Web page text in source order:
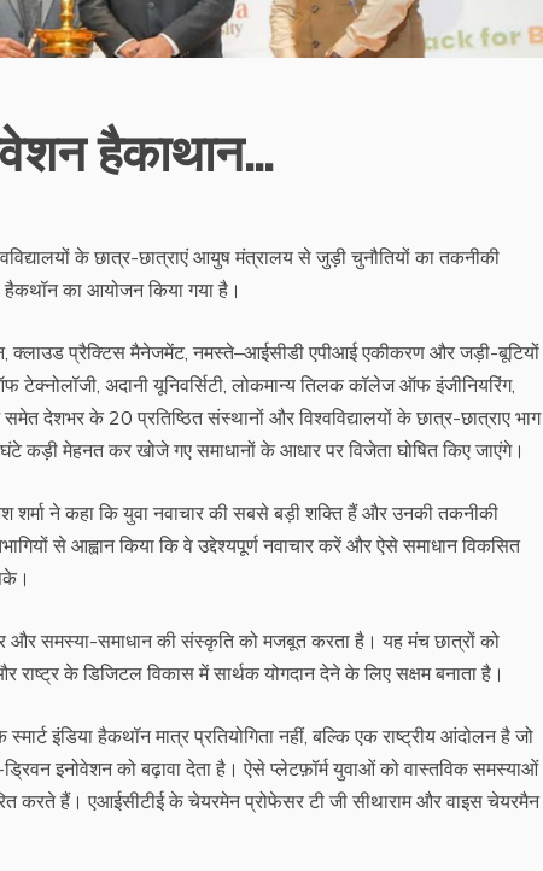
हैकाथान…
के छात्र-छात्राएं आयुष मंत्रालय से जुड़ी चुनौतियों का तकनीकी
का आयोजन किया गया है।
क्लाउड प्रैक्टिस मैनेजमेंट, नमस्ते–आईसीडी एपीआई एकीकरण और जड़ी-बूटियों
अदानी यूनिवर्सिटी, लोकमान्य तिलक कॉलेज ऑफ इंजीनियरिंग,
देशभर के 20 प्रतिष्ठित संस्थानों और विश्वविद्यालयों के छात्र-छात्राए भाग
मेहनत कर खोजे गए समाधानों के आधार पर विजेता घोषित किए जाएंगे।
शर्मा ने कहा कि युवा नवाचार की सबसे बड़ी शक्ति हैं और उनकी तकनीकी
से आह्वान किया कि वे उद्देश्यपूर्ण नवाचार करें और ऐसे समाधान विकसित
और समस्या-समाधान की संस्कृति को मजबूत करता है। यह मंच छात्रों को
के डिजिटल विकास में सार्थक योगदान देने के लिए सक्षम बनाता है।
इंडिया हैकथॉन मात्र प्रतियोगिता नहीं, बल्कि एक राष्ट्रीय आंदोलन है जो
इनोवेशन को बढ़ावा देता है। ऐसे प्लेटफ़ॉर्म युवाओं को वास्तविक समस्याओं
करते हैं। एआईसीटीई के चेयरमेन प्रोफेसर टी जी सीथाराम और वाइस चेयरमैन